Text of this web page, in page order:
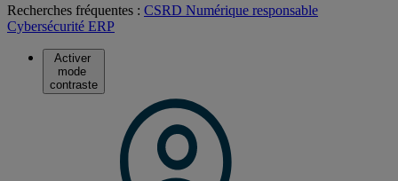
Recherches fréquentes : CSRD Numérique responsable
Cybersécurité ERP
Activer
mode
contraste